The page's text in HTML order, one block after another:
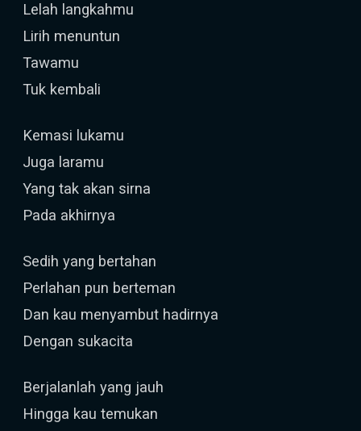
Lelah langkahmu
Lirih menuntun
Tawamu
Tuk kembali
Kemasi lukamu
Juga laramu
Yang tak akan sirna
Pada akhirnya
Sedih yang bertahan
Perlahan pun berteman
Dan kau menyambut hadirnya
Dengan sukacita
Berjalanlah yang jauh
Hingga kau temukan